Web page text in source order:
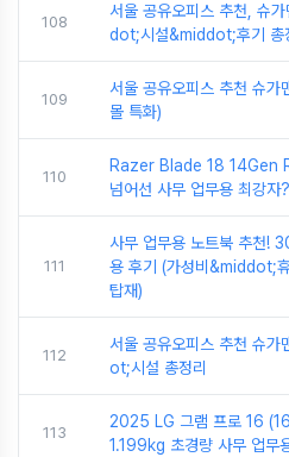
108
서울 공유오피스 추천, 슈
dot;시설&middot;후기 총
109
서울 공유오피스 추천 슈가
몰 특화)
110
Razer Blade 18 14Gen
넘어선 사무 업무용 최강
111
사무 업무용 노트북 추천!
용 후기 (가성비&middot;
탑재)
112
서울 공유오피스 추천 슈
ot;시설 총정리
113
2025 LG 그램 프로 16
1.199kg 초경량 사무 업무